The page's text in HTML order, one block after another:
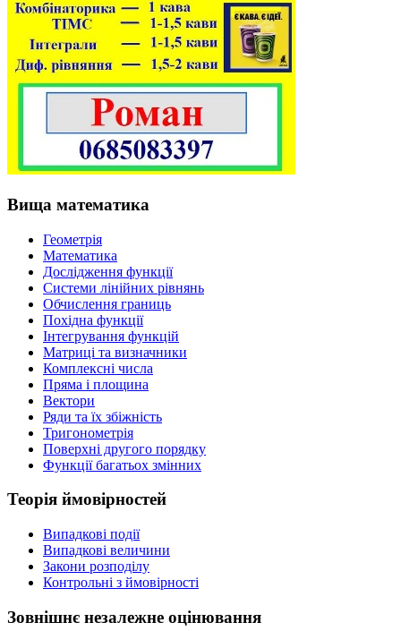
Вища математика
Геометрія
Математика
Дослідження функції
Системи лінійних рівнянь
Обчислення границь
Похідна функції
Інтегрування функцій
Матриці та визначники
Комплексні числа
Пряма і площина
Вектори
Ряди та їх збіжність
Тригонометрія
Поверхні другого порядку
Функції багатьох змінних
Теорія ймовірностей
Випадкові події
Випадкові величини
Закони розподілу
Контрольні з ймовірності
Зовнішнє незалежне оцінювання